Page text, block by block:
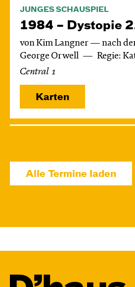
JUNGES SCHAUSPIEL
1984 – Dystopie
von Kim Langner — nach
George Orwell
Regie:
Central 1
Karten
Das grüne
Alle Termine laden